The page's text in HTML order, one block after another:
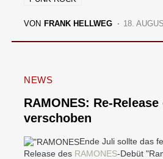
VON FRANK HELLWEG 18.
NEWS
RAMONES: Re-
verschoben
Ende Juli sollte das
Release des RAMONES-Debüt